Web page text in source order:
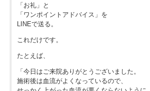
「お礼」と
「ワンポイントアドバイス」を
LINEで送る。
これだけです。
たとえば、
「今日はご来院ありがとうございました。
施術後は血流がよくなっているので、